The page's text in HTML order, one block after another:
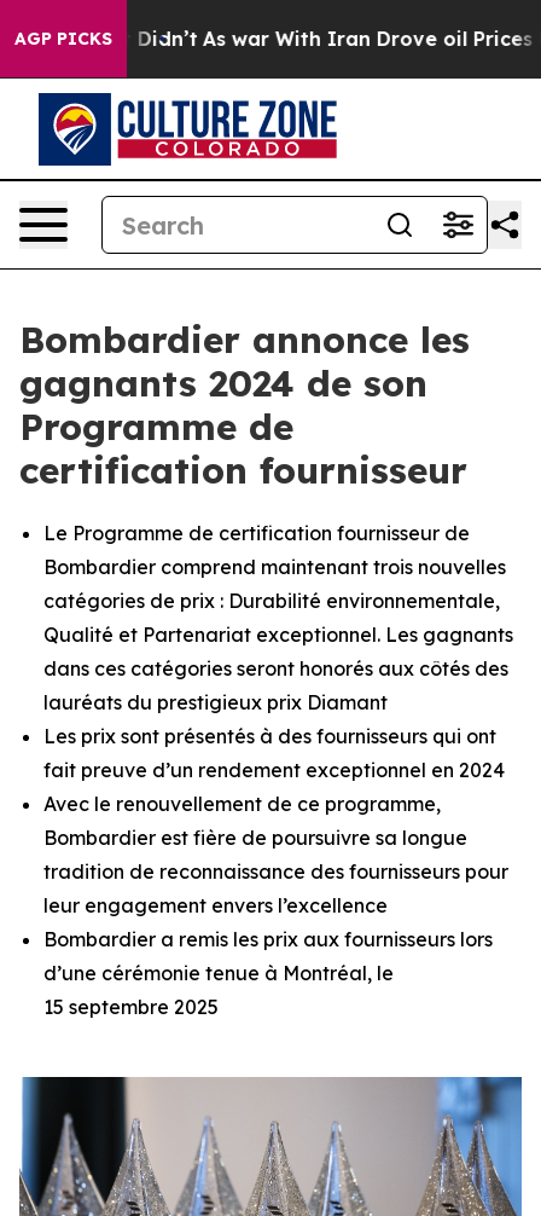
AGP PICKS
it Didn’t As war With Iran Drove oil Prices Higher,
Bombardier annonce les
gagnants 2024 de son
Programme de
certification fournisseur
Le Programme de certification fournisseur de
Bombardier comprend maintenant trois nouvelles
catégories de prix : Durabilité environnementale,
Qualité et Partenariat exceptionnel. Les gagnants
dans ces catégories seront honorés aux côtés des
lauréats du prestigieux prix Diamant
Les prix sont présentés à des fournisseurs qui ont
fait preuve d’un rendement exceptionnel en 2024
Avec le renouvellement de ce programme,
Bombardier est fière de poursuivre sa longue
tradition de reconnaissance des fournisseurs pour
leur engagement envers l’excellence
Bombardier a remis les prix aux fournisseurs lors
d’une cérémonie tenue à Montréal, le
15 septembre 2025